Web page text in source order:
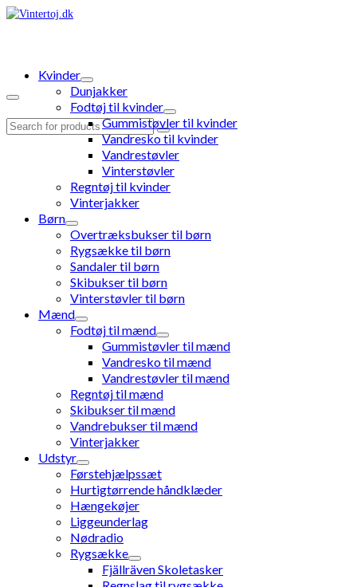
Search
Kvinder
Dunjakker
Fodtøj til kvinder
Gummistøvler til kvinder
Vandresko til kvinder
Vandrestøvler
Vinterstøvler
Regntøj til kvinder
Vinterjakker
Børn
Overtræksbukser til børn
Rygsække til børn
Sandaler til børn
Skibukser til børn
Vinterstøvler til børn
Mænd
Fodtøj til mænd
Gummistøvler til mænd
Vandresko til mænd
Vandrestøvler til mænd
Regntøj til mænd
Skibukser til mænd
Vandrebukser til mænd
Vinterjakker
Udstyr
Førstehjælpssæt
Hurtigtørrende håndklæder
Hængekøjer
Liggeunderlag
Nødradio
Rygsække
Fjällräven Skoletasker